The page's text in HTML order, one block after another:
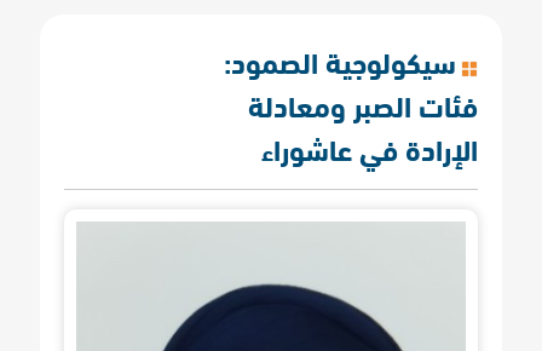
سيكولوجية الصمود:
فئات الصبر ومعادلة
الإرادة في عاشوراء